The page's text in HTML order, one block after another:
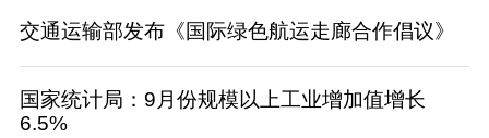
交通运输部发布《国际绿色航运走廊合作倡议》
国家统计局：9月份规模以上工业增加值增长
6.5%